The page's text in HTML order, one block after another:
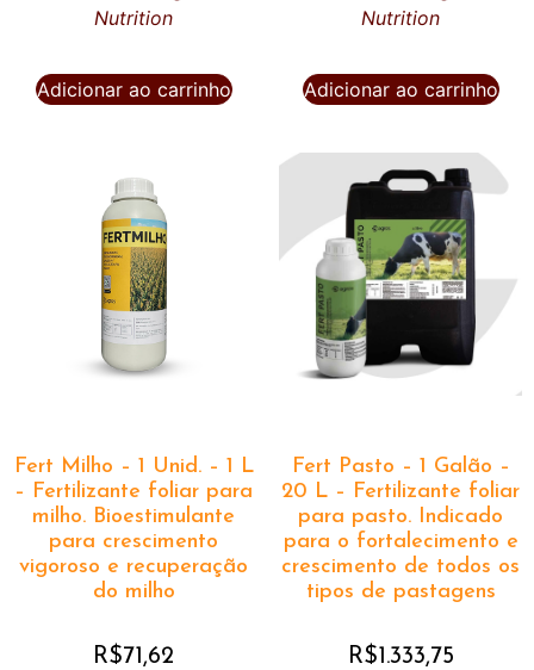
Nutrition
Adicionar ao carrinho
Nutrition
Adicionar ao carrinho
Fert Milho – 1 Unid. – 1 L
– Fertilizante foliar para
milho. Bioestimulante
para crescimento
vigoroso e recuperação
do milho
R$71,62
Fert Pasto – 1 Galão –
20 L – Fertilizante foliar
para pasto. Indicado
para o fortalecimento e
crescimento de todos os
tipos de pastagens
R$ 1.333,75